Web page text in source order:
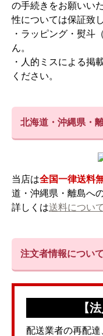
の手続きをお願いい
性については保証致
・ラッピング・熨斗
ん。
・人的ミスによる掲
ください。
北海道・沖縄県・
当店は全国一律送料
道・沖縄県・離島へ
詳しくは送料について
注文者情報について
【
配送業者の再配